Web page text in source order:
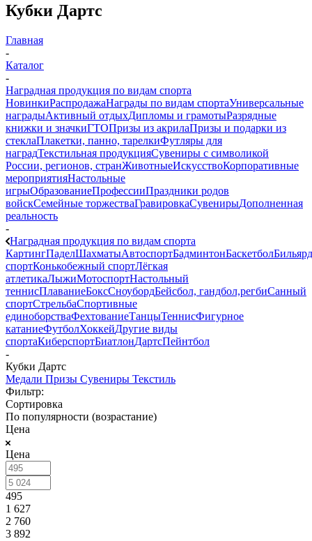
Кубки Дартс
Главная
-
Каталог
-
Наградная продукция по видам спорта
НовинкиРаспродажаНаграды по видам спортаУниверсальные
наградыАктивный отдыхДипломы и грамотыРазрядные
книжки и значкиГТОПризы из акрилаПризы и подарки из
стеклаПлакетки, панно, тарелкиФутляры для
наградТекстильная продукцияСувениры с символикой
России, регионов, странЖивотныеИскусствоКорпоративные
мероприятияНастольные
игрыОбразованиеПрофессииПраздники родов
войскСемейные торжестваГравировкаСувенирыДополненная
реальность
-
Наградная продукция по видам спорта
КартингПаделШахматыАвтоспортБадминтонБаскетболБильярд
спортКонькобежный спортЛёгкая
атлетикаЛыжиМотоспортНастольный
теннисПлаваниеБоксСноубордБейсбол, гандбол,регбиСанный
спортСтрельбаСпортивные
единоборстваФехтованиеТанцыТеннисФигурное
катаниеФутболХоккейДругие виды
спортаКиберспортБиатлонДартсПейнтбол
-
Кубки Дартс
Медали Призы Сувениры Текстиль
Фильтр:
Сортировка
По популярности (возрастание)
Цена
Цена
495
1 627
2 760
3 892